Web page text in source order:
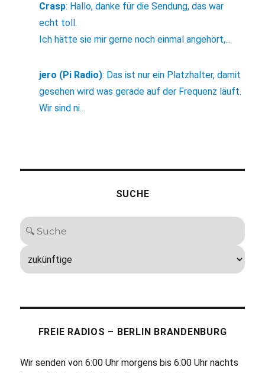
Crasp: Hallo, danke für die Sendung, das war
echt toll.
Ich hätte sie mir gerne noch einmal angehört,...
jero (Pi Radio): Das ist nur ein Platzhalter, damit
gesehen wird was gerade auf der Frequenz läuft.
Wir sind ni...
SUCHE
FREIE RADIOS – BERLIN BRANDENBURG
Wir senden von 6:00 Uhr morgens bis 6:00 Uhr nachts